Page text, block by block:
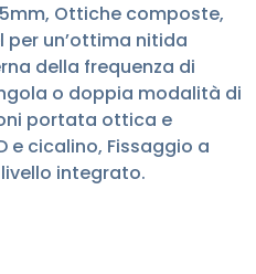
Ottiche composte,
per un’ottima nitida
della frequenza di
o doppia modalità di
portata ottica e
e cicalino, Fissaggio a
integrato.